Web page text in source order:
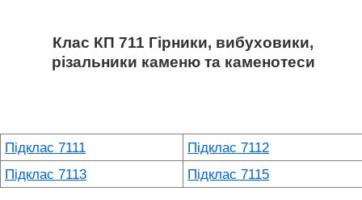
Клас КП 711 Гірники, вибуховики,
різальники каменю та каменотеси
Підклас 7111
Підклас 7112
Підклас 7113
Підклас 7115